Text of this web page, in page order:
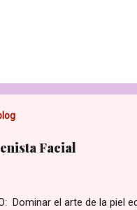
Facial
Dominar el arte de la piel